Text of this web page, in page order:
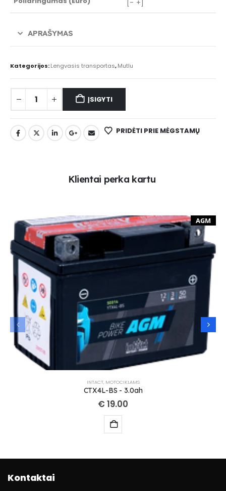
[- +]
APRAŠYMAS
Kategorijos:Lengvasis transportas,Mutlu
ĮSIGYTI
PRIDĖTI PRIE MĖGSTAMŲ
Klientai perka kartu
AGM
INTACT, MOTOCIKLAMS
CTX4L-BS - 3.0ah
€ 19.00
Kontaktai